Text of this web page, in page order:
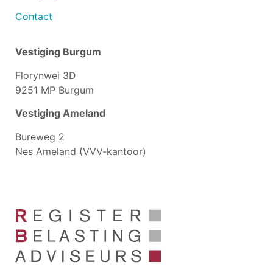
Contact
Vestiging Burgum
Florynwei 3D
9251 MP Burgum
Vestiging Ameland
Bureweg 2
Nes Ameland (VVV-kantoor)